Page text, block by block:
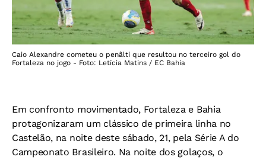
Caio Alexandre cometeu o penâlti que resultou no terceiro gol do
Fortaleza no jogo - Foto: Letícia Matins / EC Bahia
Em confronto movimentado, Fortaleza e Bahia
protagonizaram um clássico de primeira linha no
Castelão, na noite deste sábado, 21, pela Série A do
Campeonato Brasileiro. Na noite dos golaços, o